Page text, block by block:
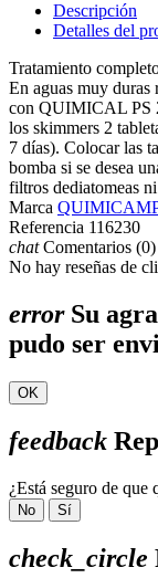
Descripción
Detalles del
Tratamiento
En aguas muy duras
con QUIMICAL PS
los skimmers 2
7 días). Colocar las
bomba si se desea
filtros dediatomeas
Marca
Referencia 116230
chatComentarios (0)
No hay reseñas de
errorSu
pudo ser
OK
feedback
¿Está seguro de que
No Sí
check_circle